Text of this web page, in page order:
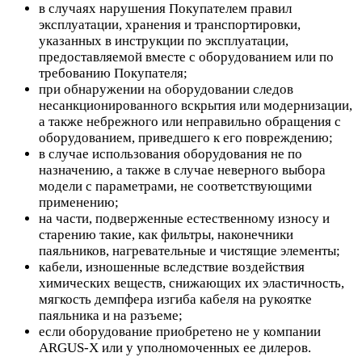
в случаях нарушения Покупателем правил
эксплуатации, хранения и транспортировки,
указанных в инструкции по эксплуатации,
предоставляемой вместе с оборудованием или по
требованию Покупателя;
при обнаружении на оборудовании следов
несанкционированного вскрытия или модернизации,
а также небрежного или неправильно обращения с
оборудованием, приведшего к его повреждению;
в случае использования оборудования не по
назначению, а также в случае неверного выбора
модели с параметрами, не соответствующими
применению;
на части, подверженные естественному износу и
старению такие, как фильтры, наконечники
паяльников, нагревательные и чистящие элементы;
кабели, изношенные вследствие воздействия
химических веществ, снижающих их эластичность,
мягкость демпфера изгиба кабеля на рукоятке
паяльника и на разъеме;
если оборудование приобретено не у компании
ARGUS-X или у уполномоченных ее дилеров.